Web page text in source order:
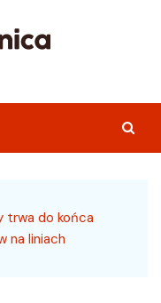
trwa do końca
na liniach